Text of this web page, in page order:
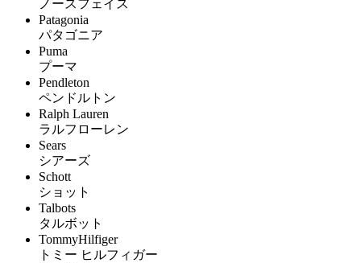
ノースフェイス
Patagonia
パタゴニア
Puma
プーマ
Pendleton
ペンドルトン
Ralph Lauren
ラルフローレン
Sears
シアーズ
Schott
ショット
Talbots
タルボット
TommyHilfiger
トミー ヒルフィガー